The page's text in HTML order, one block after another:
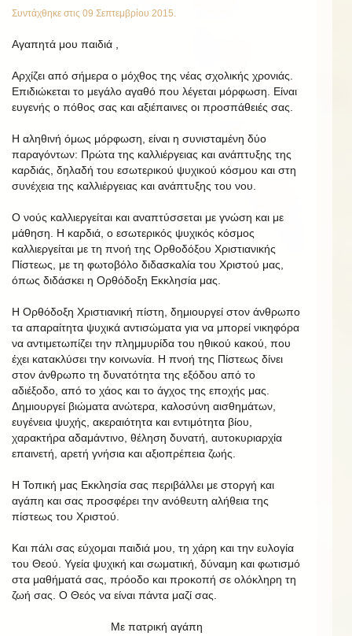
Συντάχθηκε στις 09 Σεπτεμβρίου 2015.
Αγαπητά μου παιδιά ,
Αρχίζει από σήμερα ο μόχθος της νέας σχολικής χρονιάς.
Επιδιώκεται το μεγάλο αγαθό που λέγεται μόρφωση. Είναι
ευγενής ο πόθος σας και αξιέπαινες οι προσπάθειές σας.
Η αληθινή όμως μόρφωση, είναι η συνισταμένη δύο
παραγόντων: Πρώτα της καλλιέργειας και ανάπτυξης της
καρδιάς, δηλαδή του εσωτερικού ψυχικού κόσμου και στη
συνέχεια της καλλιέργειας και ανάπτυξης του νου.
Ο νούς καλλιεργείται και αναπτύσσεται με γνώση και με
μάθηση. Η καρδιά, ο εσωτερικός ψυχικός κόσμος
καλλιεργείται με τη πνοή της Ορθοδόξου Χριστιανικής
Πίστεως, με τη φωτοβόλο διδασκαλία του Χριστού μας,
όπως διδάσκει η Ορθόδοξη Εκκλησία μας.
Η Ορθόδοξη Χριστιανική πίστη, δημιουργεί στον άνθρωπο
τα απαραίτητα ψυχικά αντισώματα για να μπορεί νικηφόρα
να αντιμετωπίζει την πλημμυρίδα του ηθικού κακού, που
έχει κατακλύσει την κοινωνία. Η πνοή της Πίστεως δίνει
στον άνθρωπο τη δυνατότητα της εξόδου από το
αδιέξοδο, από το χάος και το άγχος της εποχής μας.
Δημιουργεί βιώματα ανώτερα, καλοσύνη αισθημάτων,
ευγένεια ψυχής, ακεραιότητα και εντιμότητα βίου,
χαρακτήρα αδαμάντινο, θέληση δυνατή, αυτοκυριαρχία
επαινετή, αρετή γνήσια και αξιοπρέπεια ζωής.
Η Τοπική μας Εκκλησία σας περιβάλλει με στοργή και
αγάπη και σας προσφέρει την ανόθευτη αλήθεια της
πίστεως του Χριστού.
Και πάλι σας εύχομαι παιδιά μου, τη χάρη και την ευλογία
του Θεού. Υγεία ψυχική και σωματική, δύναμη και φωτισμό
στα μαθήματά σας, πρόοδο και προκοπή σε ολόκληρη τη
ζωή σας. Ο Θεός να είναι πάντα μαζί σας.
Με πατρική αγάπη